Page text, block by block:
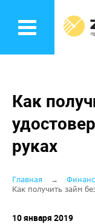
основному
Как
руках
Строка
Главная
Как получить займ
10 января 2019